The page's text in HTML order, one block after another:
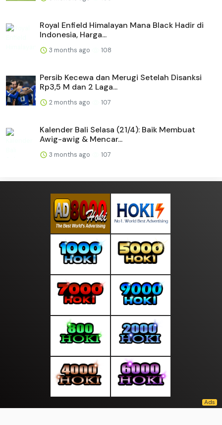
Royal Enfield Himalayan Mana Black Hadir di
Indonesia, Harga...
3 months ago 108
Persib Kecewa dan Merugi Setelah Disanksi
Rp3,5 M dan 2 Laga...
2 months ago 107
Kalender Bali Selasa (21/4): Baik Membuat
Awig-awig & Mencar...
3 months ago 107